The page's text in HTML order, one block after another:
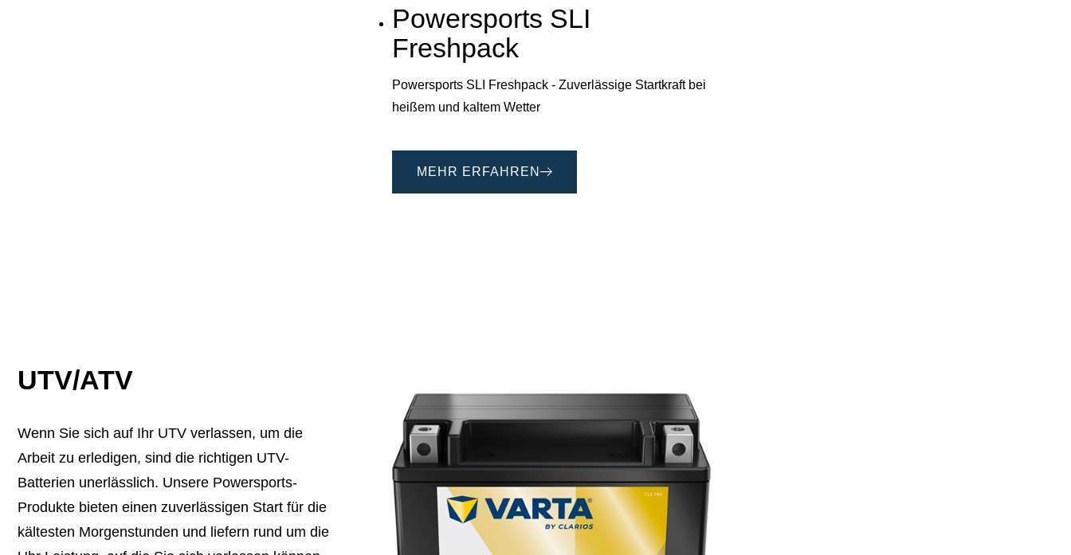
Powersports SLI
Freshpack
Powersports SLI Freshpack - Zuverlässige Startkraft bei
heißem und kaltem Wetter
MEHR ERFAHREN
UTV/ATV
Wenn Sie sich auf Ihr UTV verlassen, um die
Arbeit zu erledigen, sind die richtigen UTV-
Batterien unerlässlich. Unsere Powersports-
Produkte bieten einen zuverlässigen Start für die
kältesten Morgenstunden und liefern rund um die